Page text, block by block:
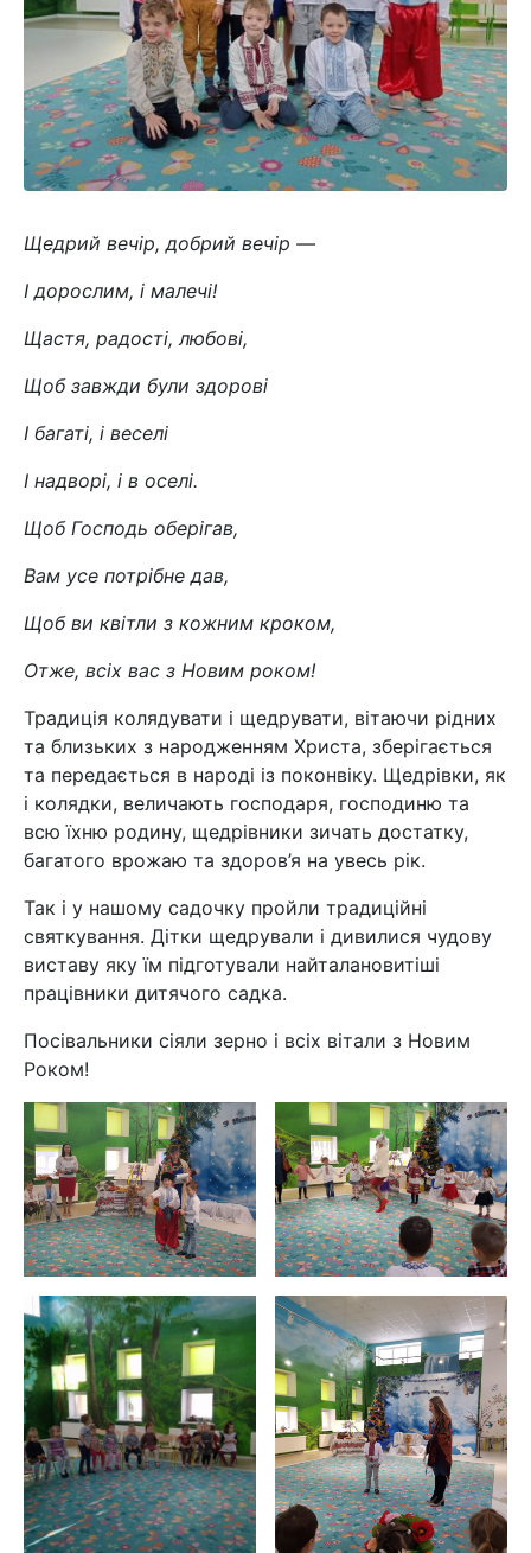
Щедрий вечір, добрий вечір —
І дорослим, і малечі!
Щастя, радості, любові,
Щоб завжди були здорові
І багаті, і веселі
І надворі, і в оселі.
Щоб Господь оберігав,
Вам усе потрібне дав,
Щоб ви квітли з кожним кроком,
Отже, всіх вас з Новим роком!
Традиція колядувати і щедрувати, вітаючи рідних
та близьких з народженням Христа, зберігається
та передається в народі із поконвіку. Щедрівки, як
і колядки, величають господаря, господиню та
всю їхню родину, щедрівники зичать достатку,
багатого врожаю та здоров’я на увесь рік.
Так і у нашому садочку пройли традиційні
святкування. Дітки щедрували і дивилися чудову
виставу яку їм підготували найталановитіші
працівники дитячого садка.
Посівальники сіяли зерно і всіх вітали з Новим
Роком!